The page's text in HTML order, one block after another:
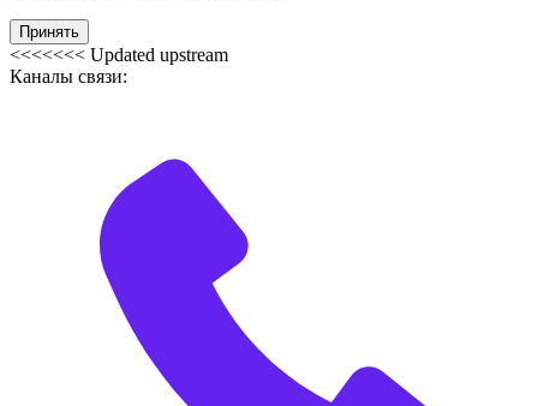
Принять
<<<<<<< Updated upstream
Каналы связи: